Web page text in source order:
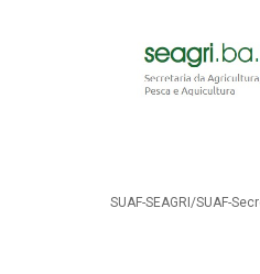
SUAF-SEAGRI/SUAF-